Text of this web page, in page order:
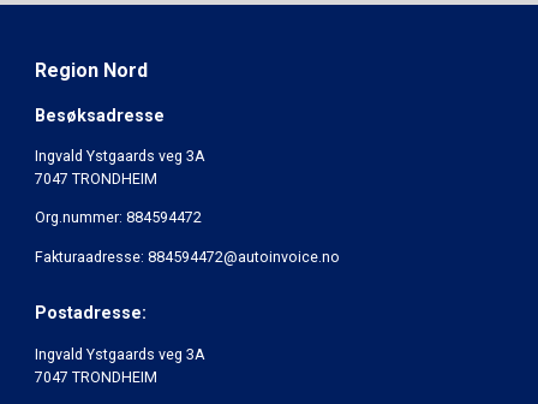
Region Nord
Besøksadresse
Ingvald Ystgaards veg 3A
7047 TRONDHEIM
Org.nummer: 884594472
Fakturaadresse: 884594472@autoinvoice.no
Postadresse:
Ingvald Ystgaards veg 3A
7047 TRONDHEIM